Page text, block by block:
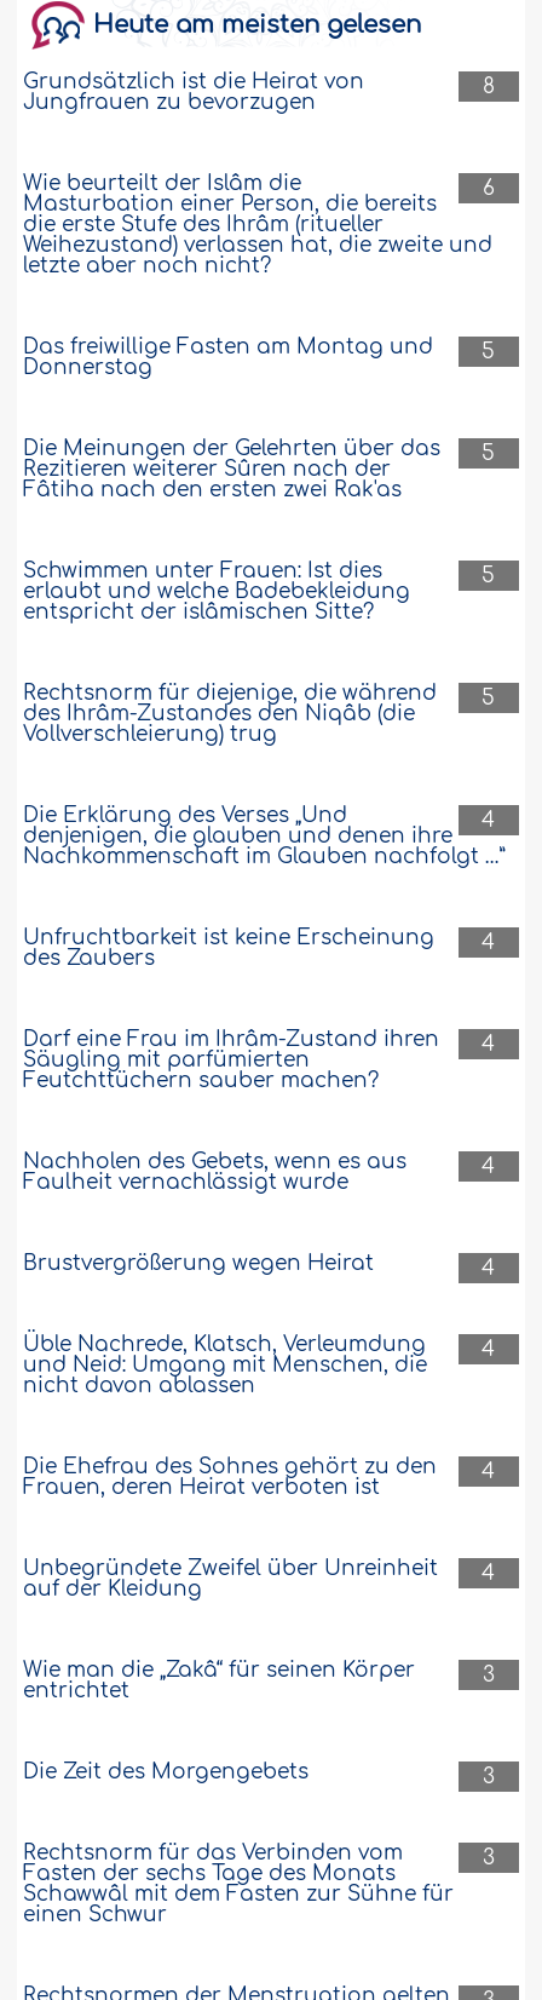
der nicht die rechte Hand in Brusthöhe
auf die linke legt und Al-Fâtiha nicht gut
die sich um die Rechte armer Muslime
kümmern, die ihre Heimatländer
anwenden? Vielen Dank! ..
128256
geraucht und gespielt wird. Darf die Frau
ihn daran hindern?
und geraucht. Darf ich ihn daran
hindern, dorthin zu gehen? ..Weiter
Heute am meisten gelesen
8
Grundsätzlich ist die Heirat von
Jungfrauen zu bevorzugen
6
Wie beurteilt der Islâm die
Masturbation einer Person, die bereits
die erste Stufe des Ihrâm (ritueller
Weihezustand) verlassen hat, die zweite und
letzte aber noch nicht?
5
Das freiwillige Fasten am Montag und
Donnerstag
5
Die Meinungen der Gelehrten über das
Rezitieren weiterer Sûren nach der
Fâtiha nach den ersten zwei Rak'as
5
Schwimmen unter Frauen: Ist dies
erlaubt und welche Badebekleidung
entspricht der islâmischen Sitte?
5
Rechtsnorm für diejenige, die während
des Ihrâm-Zustandes den Niqâb (die
Vollverschleierung) trug
4
Die Erklärung des Verses „Und
denjenigen, die glauben und denen ihre
Nachkommenschaft im Glauben nachfolgt …”
4
Unfruchtbarkeit ist keine Erscheinung
des Zaubers
4
Darf eine Frau im Ihrâm-Zustand ihren
Säugling mit parfümierten
Feutchttüchern sauber machen?
4
Nachholen des Gebets, wenn es aus
Faulheit vernachlässigt wurde
4
Brustvergrößerung wegen Heirat
4
Üble Nachrede, Klatsch, Verleumdung
und Neid: Umgang mit Menschen, die
nicht davon ablassen
4
Die Ehefrau des Sohnes gehört zu den
Frauen, deren Heirat verboten ist
4
Unbegründete Zweifel über Unreinheit
auf der Kleidung
3
Wie man die „Zakâ“ für seinen Körper
entrichtet
3
Die Zeit des Morgengebets
3
Rechtsnorm für das Verbinden vom
Fasten der sechs Tage des Monats
Schawwâl mit dem Fasten zur Sühne für
einen Schwur
Rechtsnormen der Menstruation gelten